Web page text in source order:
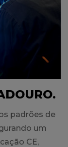
padrões de
um
CE,